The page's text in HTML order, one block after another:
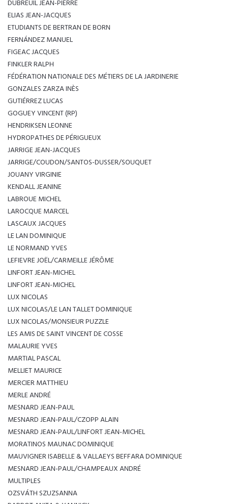
DUBREUIL JEAN-PIERRE
ELIAS JEAN-JACQUES
ETUDIANTS DE BERTRAN DE BORN
FERNÁNDEZ MANUEL
FIGEAC JACQUES
FINKLER RALPH
FÉDÉRATION NATIONALE DES MÉTIERS DE LA JARDINERIE
GONZALES ZARZA INÈS
GUTIÉRREZ LUCAS
GOGUEY VINCENT (RP)
HENDRIKSEN LEONNE
HYDROPATHES DE PÉRIGUEUX
JARRIGE JEAN-JACQUES
JARRIGE/COUDON/SANTOS-DUSSER/SOUQUET
JOUANY VIRGINIE
KENDALL JEANINE
LABROUE MICHEL
LAROCQUE MARCEL
LASCAUX JACQUES
LE LAN DOMINIQUE
LE NORMAND YVES
LEFIEVRE JOËL/CARMEILLE JÉRÔME
LINFORT JEAN-MICHEL
LINFORT JEAN-MICHEL
LUX NICOLAS
LUX NICOLAS/LE LAN TALLET DOMINIQUE
LUX NICOLAS/MONSIEUR PUZZLE
LES AMIS DE SAINT VINCENT DE COSSE
MALAURIE YVES
MARTIAL PASCAL
MELLIET MAURICE
MERCIER MATTHIEU
MERLE ANDRÉ
MESNARD JEAN-PAUL
MESNARD JEAN-PAUL/CZOPP ALAIN
MESNARD JEAN-PAUL/LINFORT JEAN-MICHEL
MORATINOS MAUNAC DOMINIQUE
MAUVIGNER ISABELLE & VALLAEYS BEFFARA DOMINIQUE
MESNARD JEAN-PAUL/CHAMPEAUX ANDRÉ
MULTIPLES
OZSVÁTH SZUZSANNA